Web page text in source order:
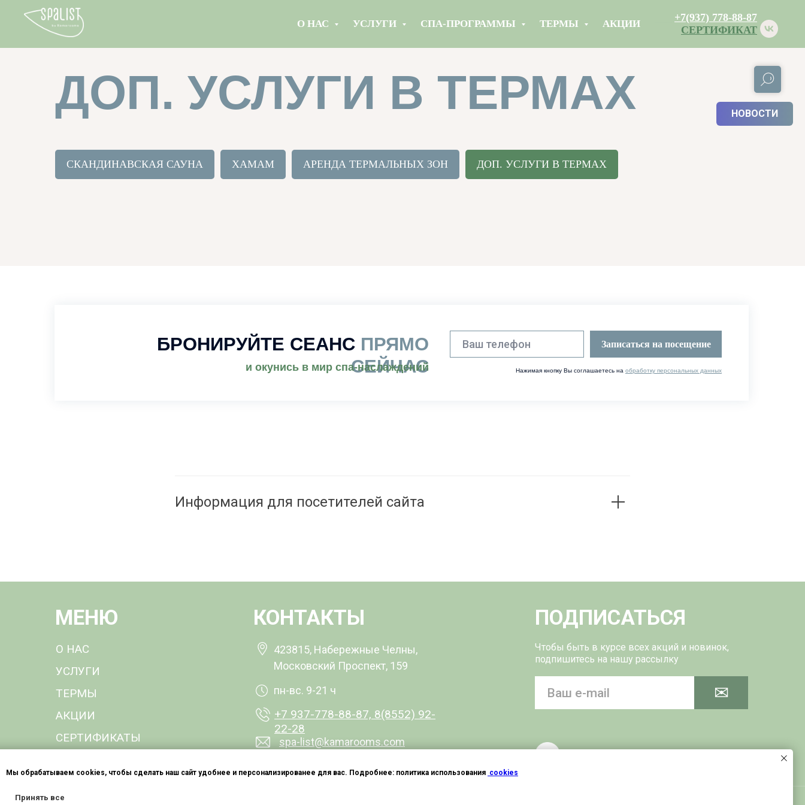
О НАС УСЛУГИ СПА-ПРОГРАММЫ ТЕРМЫ АКЦИИ
+7(937) 778-88-87
СЕРТИФИКАТ
НОВОСТИ
ДОП. УСЛУГИ В ТЕРМАХ
СКАНДИНАВСКАЯ САУНА ХАМАМ АРЕНДА ТЕРМАЛЬНЫХ ЗОН ДОП. УСЛУГИ В ТЕРМАХ
Записаться на посещение
БРОНИРУЙТЕ СЕАНС ПРЯМО
СЕЙЧАС
Нажимая кнопку Вы соглашаетесь на обработку персональных данных
и окунись в мир спа-наслаждений
Информация для посетителей сайта
Мы обрабатываем cookies, чтобы сделать наш сайт удобнее и персонализированее для вас. Подробнее: политика использования cookies
Принять все
КОНТАКТЫ
МЕНЮ
УСЛУГИ
ТЕРМЫ
АКЦИИ
✉
Чтобы быть в курсе всех акций и новинок,
подпишитесь на нашу рассылку
+7 937-778-88-87, 8(8552) 92-
22-28
пн-вс. 9-21 ч
423815, Набережные Челны,
Московский Проспект, 159
spa-list@kamarooms.com
СЕРТИФИКАТЫ
О НАС
ПОДПИСАТЬСЯ